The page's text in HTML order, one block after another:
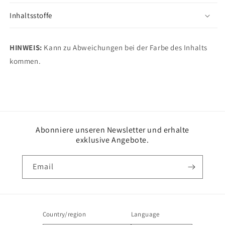
Inhaltsstoffe
HINWEIS: Kann zu Abweichungen bei der Farbe des Inhalts
kommen.
Abonniere unseren Newsletter und erhalte
exklusive Angebote.
Email
Country/region Language